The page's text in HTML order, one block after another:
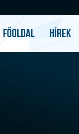
FŐOLDAL HÍREK